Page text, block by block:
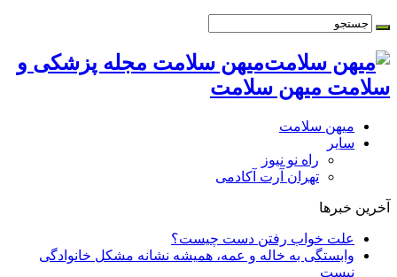
میهن سلامت مجله پزشکی و
سلامت میهن سلامت
میهن سلامت
سایر
راه نو نیوز
تهران آرت آکادمی
آخرین خبرها
علت خواب رفتن دست چیست؟
وابستگی به خاله و عمه، همیشه نشانه مشکل خانوادگی
نیست